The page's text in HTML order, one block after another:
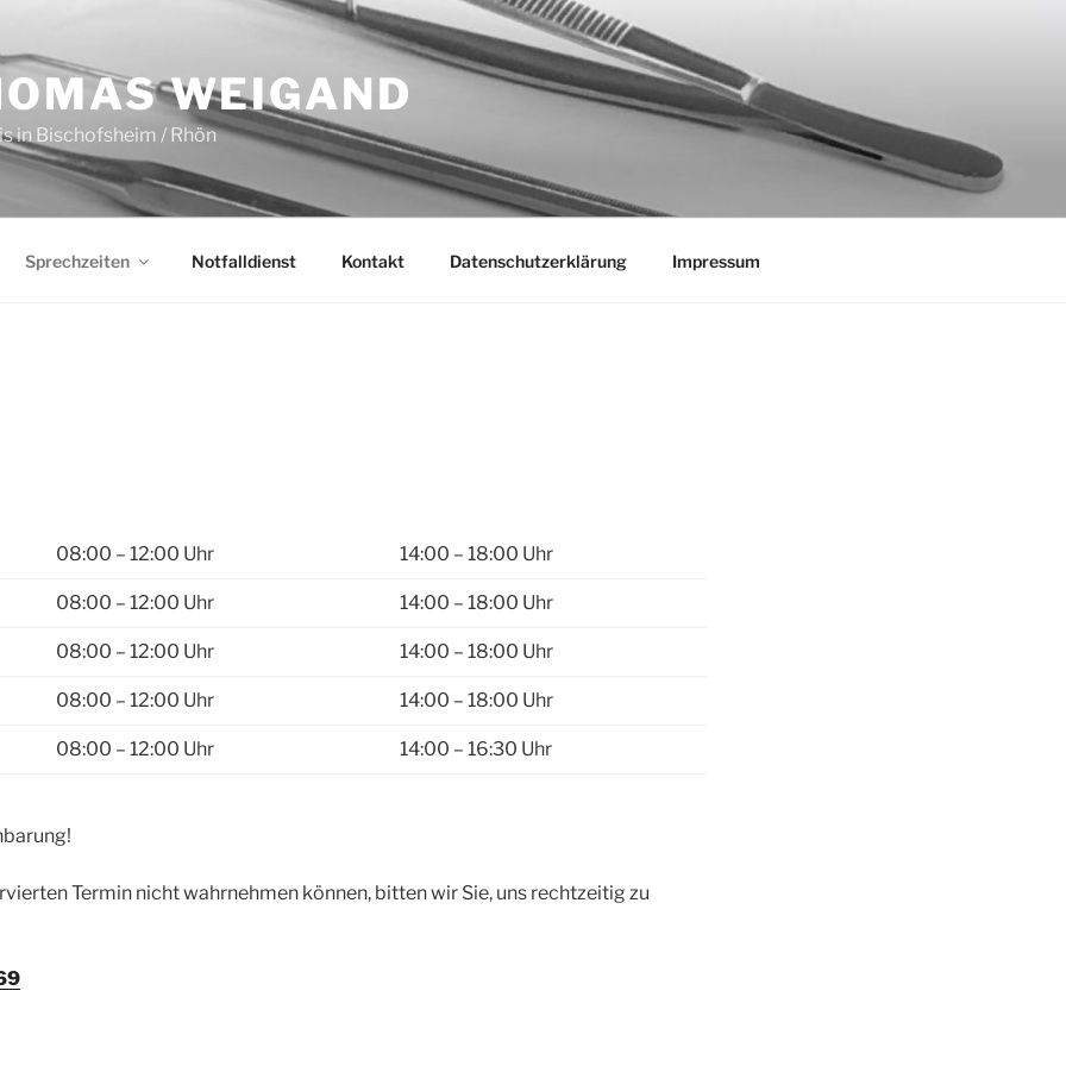
WEIGAND
in Bischofsheim / Rhön
Sprechzeiten Notfalldienst Kontakt Datenschutzerklärung Impressum
08:00 – 12:00 Uhr 14:00 – 18:00 Uhr
08:00 – 12:00 Uhr 14:00 – 18:00 Uhr
08:00 – 12:00 Uhr 14:00 – 18:00 Uhr
08:00 – 12:00 Uhr 14:00 – 18:00 Uhr
08:00 – 12:00 Uhr 14:00 – 16:30 Uhr
Termin nicht wahrnehmen können, bitten wir Sie, uns rechtzeitig zu